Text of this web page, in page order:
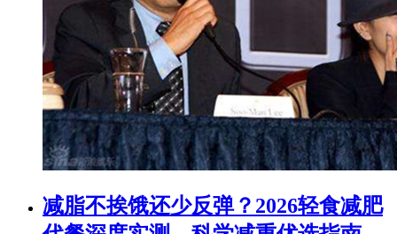
减脂不挨饿还少反弹？2026轻食减肥